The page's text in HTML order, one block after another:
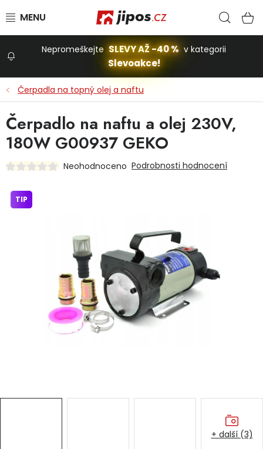
Stavba a dům
Dětská hřiště
Autodoplňky
Nepromeškejte SLEVY AŽ -40 % v kategorii
Slevoakce!
Čerpadla na topný olej a naftu
Čerpadlo na naftu a olej 230V,
180W G00937 GEKO
Neohodnoceno Podrobnosti hodnocení
TIP
+ další (3)